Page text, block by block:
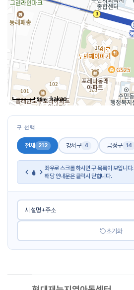
50m
구 선택
전체 212 강서구 4 금정구 14
좌우로 스크롤 하시면 구 목록이 보입니다.
해당 안내문은 클릭시 닫힙니다.
초기화